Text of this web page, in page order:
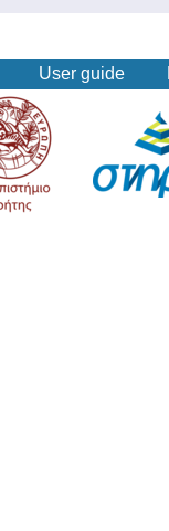
User guide